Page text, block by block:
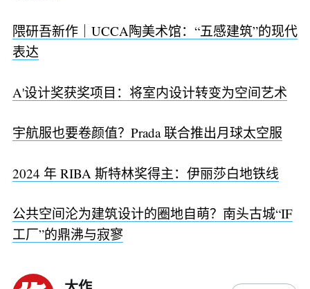
隈研吾新作｜UCCA陶美术馆：“五感建筑”的现代
表达
A'设计奖获奖项目：将室内设计转变为空间艺术
宇航服也要卷颜值？Prada 联合推出月球太空服
2024 年 RIBA 斯特林奖得主：伊丽莎白地铁线
公共空间沦为建筑设计的圈地自萌？南头古城“IF
工厂”的鼎沸与寂寥